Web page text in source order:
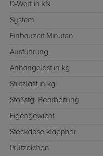
D-Wert in kN
System
Einbauzeit Minuten
Ausführung
Anhängelast in kg
Stützlast in kg
Stoßstg. Bearbeitung
Eigengewicht
Steckdose klappbar
Prüfzeichen